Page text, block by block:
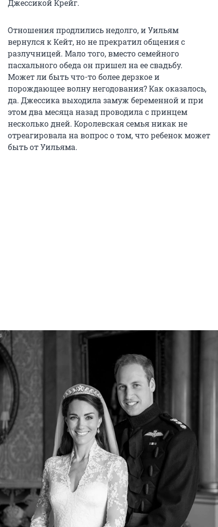
Джессикой Крейг.
Отношения продлились недолго, и Уильям
вернулся к Кейт, но не прекратил общения с
разлучницей. Мало того, вместо семейного
пасхального обеда он пришел на ее свадьбу.
Может ли быть что-то более дерзкое и
порождающее волну негодования? Как оказалось,
да. Джессика выходила замуж беременной и при
этом два месяца назад проводила с принцем
несколько дней. Королевская семья никак не
отреагировала на вопрос о том, что ребенок может
быть от Уильяма.